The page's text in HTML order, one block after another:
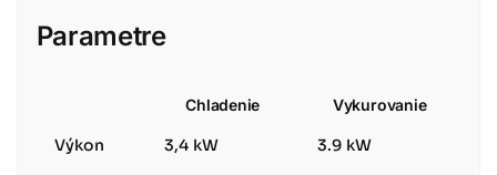
Parametre
Chladenie Vykurovanie
Výkon 3,4 kW 3.9 kW